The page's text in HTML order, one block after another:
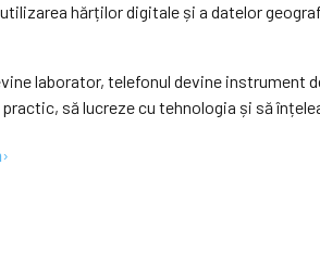
utilizarea hărților digitale și a datelor
laborator, telefonul devine
să lucreze cu tehnologia și să
›